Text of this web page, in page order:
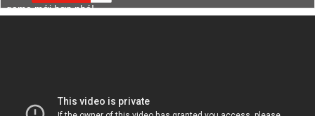
game mới hơn nhé!